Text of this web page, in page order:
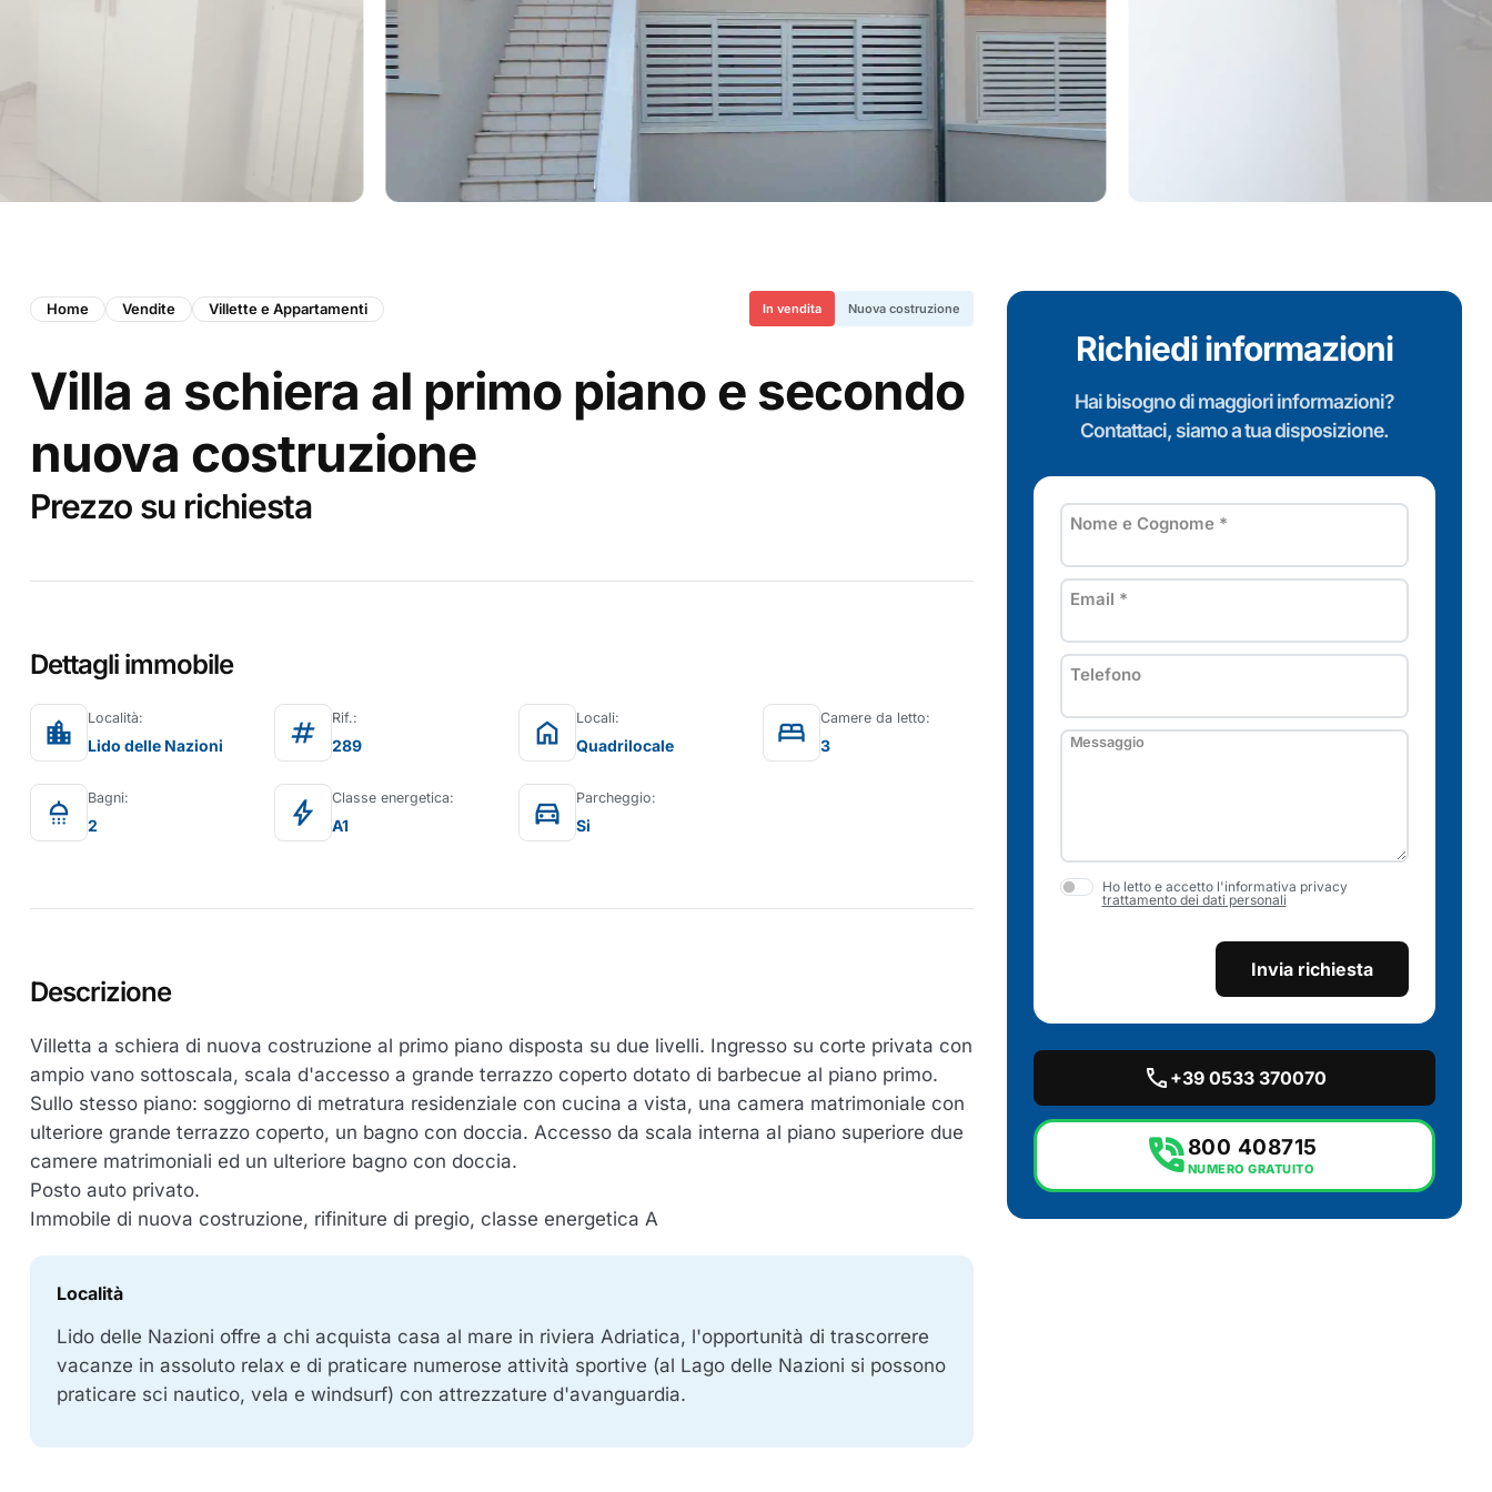
Home Vendite Villette e Appartamenti In vendita Nuova costruzione
Villa a schiera al primo piano e secondo
nuova costruzione
Prezzo su richiesta
Dettagli immobile
location_city Località:
Lido delle Nazioni tag Rif.:
289 home Locali:
Quadrilocale bed Camere da letto:
3
shower Bagni:
2 bolt Classe energetica:
A1 directions_car Parcheggio:
Si
Descrizione
​Villetta a schiera di nuova costruzione al primo piano disposta su due livelli. Ingresso su corte privata con
ampio vano sottoscala, scala d'accesso a grande terrazzo coperto dotato di barbecue al piano primo.
Sullo stesso piano: soggiorno di metratura residenziale con cucina a vista, una camera matrimoniale con
ulteriore grande terrazzo coperto, un bagno con doccia. Accesso da scala interna al piano superiore due
camere matrimoniali ed un ulteriore bagno con doccia.
​Posto auto privato.
​Immobile di nuova costruzione, rifiniture di pregio, classe energetica A​
Località
​Lido delle Nazioni offre a chi acquista casa al mare in riviera Adriatica, l'opportunità di trascorrere
vacanze in assoluto relax e di praticare numerose attività sportive (al Lago delle Nazioni si possono
praticare sci nautico, vela e windsurf) con attrezzature d'avanguardia.
Richiedi informazioni
Hai bisogno di maggiori informazioni?
Contattaci, siamo a tua disposizione.
Nome e Cognome *
Email *
Telefono
Messaggio
Ho letto e accetto l'informativa privacy
trattamento dei dati personali
Invia richiesta
call +39 0533 370070
phone_in_talk800 408715
NUMERO GRATUITO